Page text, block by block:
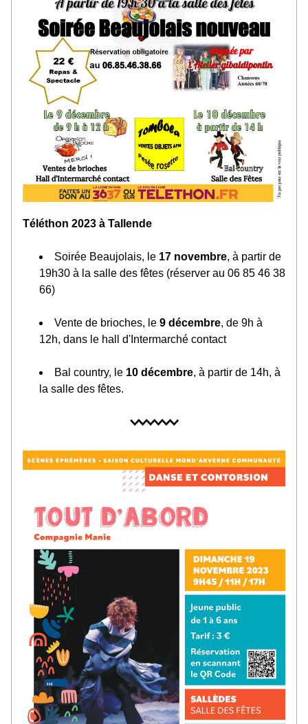
Téléthon 2023 à Tallende
Soirée Beaujolais, le 17 novembre, à partir de
19h30 à la salle des fêtes (réserver au 06 85 46 38
66)
Vente de brioches, le 9 décembre, de 9h à
12h, dans le hall d'Intermarché contact
Bal country, le 10 décembre, à partir de 14h, à
la salle des fêtes.